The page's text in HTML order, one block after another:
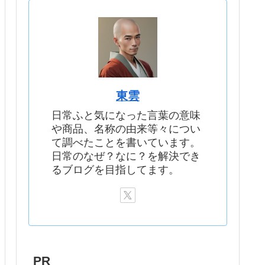
東雲
日常ふと気になった言葉の意味
や商品、名称の由来等々につい
て調べたことを書いています。
日常のなぜ？なに？を解決でき
るブログを目指してます。
PR